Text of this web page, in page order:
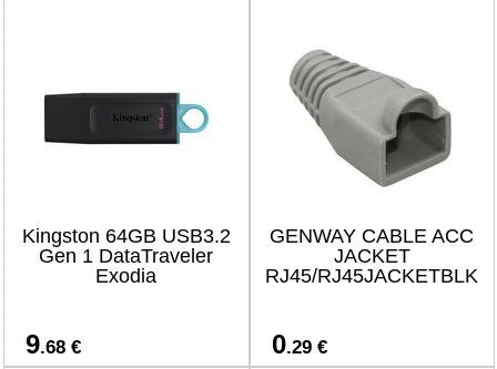
Kingston 64GB USB3.2
Gen 1 DataTraveler
Exodia
9.68 €
GENWAY CABLE ACC
JACKET
RJ45/RJ45JACKETBLK
0.29 €